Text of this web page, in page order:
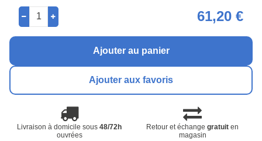
61,20 €
Ajouter au panier
Ajouter aux favoris
Livraison à domicile sous48/72h
ouvrées
Retour et échangegratuit en
magasin